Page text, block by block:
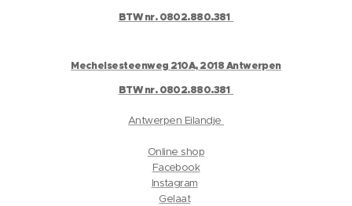
BTW nr. 0802.880.381
Mechelsesteenweg 210A, 2018 Antwerpen
BTW nr. 0802.880.381
Antwerpen Eilandje
Online shop
Facebook
Instagram
Gelaat